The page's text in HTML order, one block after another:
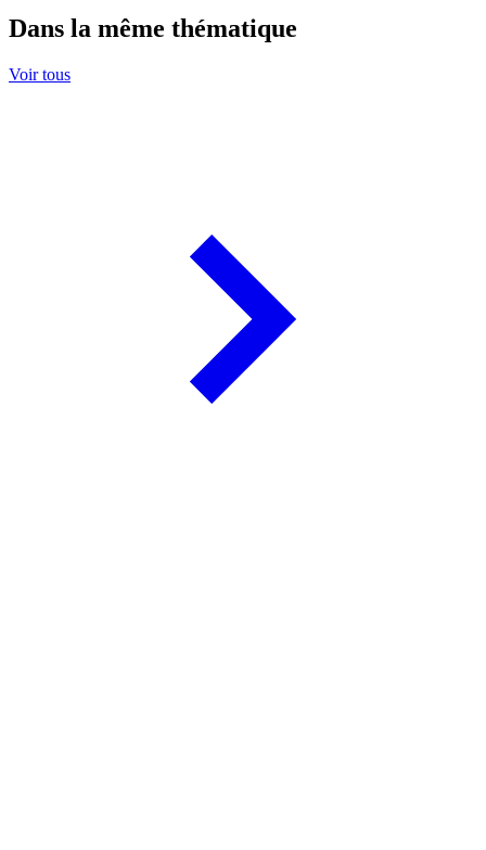
Dans la même thématique
Voir tous